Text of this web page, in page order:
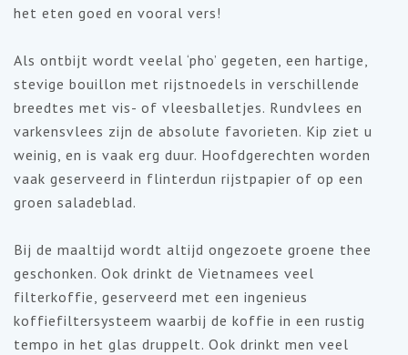
het eten goed en vooral vers!
Als ontbijt wordt veelal ‘pho’ gegeten, een hartige,
stevige bouillon met rijstnoedels in verschillende
breedtes met vis- of vleesballetjes. Rundvlees en
varkensvlees zijn de absolute favorieten. Kip ziet u
weinig, en is vaak erg duur. Hoofdgerechten worden
vaak geserveerd in flinterdun rijstpapier of op een
groen saladeblad.
Bij de maaltijd wordt altijd ongezoete groene thee
geschonken. Ook drinkt de Vietnamees veel
filterkoffie, geserveerd met een ingenieus
koffiefiltersysteem waarbij de koffie in een rustig
tempo in het glas druppelt. Ook drinkt men veel